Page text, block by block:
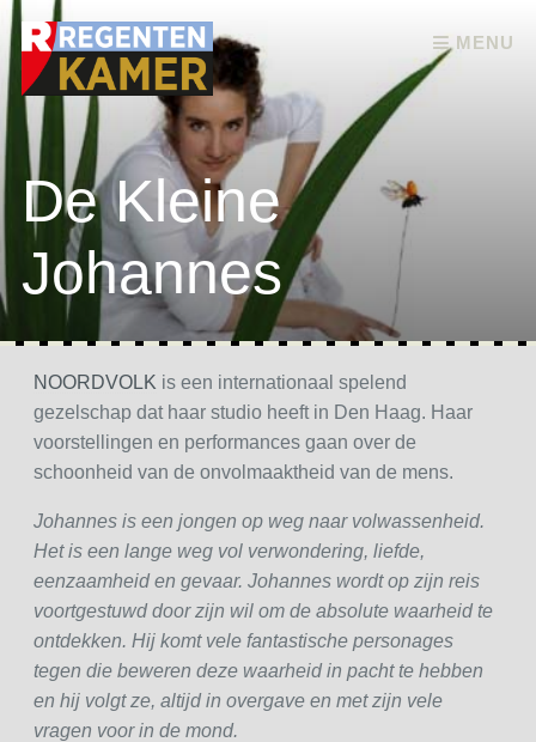
MENU
Skip to content
De Kleine
Johannes
NOORDVOLK is een internationaal spelend
gezelschap dat haar studio heeft in Den Haag. Haar
voorstellingen en performances gaan over de
schoonheid van de onvolmaaktheid van de mens.
Johannes is een jongen op weg naar volwassenheid.
Het is een lange weg vol verwondering, liefde,
eenzaamheid en gevaar. Johannes wordt op zijn reis
voortgestuwd door zijn wil om de absolute waarheid te
ontdekken. Hij komt vele fantastische personages
tegen die beweren deze waarheid in pacht te hebben
en hij volgt ze, altijd in overgave en met zijn vele
vragen voor in de mond.